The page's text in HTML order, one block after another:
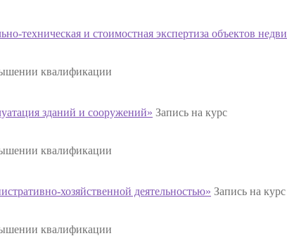
техническая и стоимостная экспертиза объектов
квалификации
зданий и сооружений» Запись на курс
квалификации
хозяйственной деятельностью» Запись на курс
квалификации